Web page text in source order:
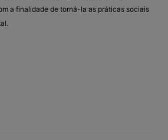
a finalidade de torná-la as práticas sociais